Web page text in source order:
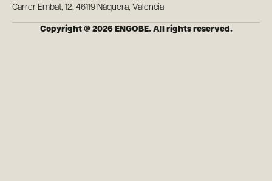
Carrer Embat, 12, 46119 Nàquera, Valencia
Copyright @ 2026 ENGOBE. All rights reserved.